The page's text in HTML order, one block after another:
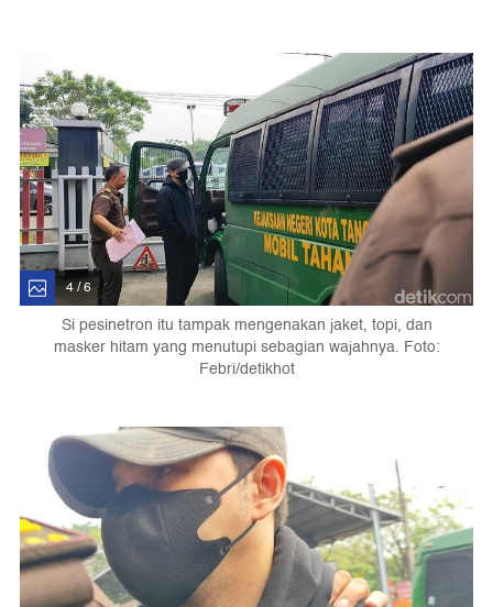
4 / 6
Si pesinetron itu tampak mengenakan jaket, topi, dan
masker hitam yang menutupi sebagian wajahnya. Foto:
Febri/detikhot